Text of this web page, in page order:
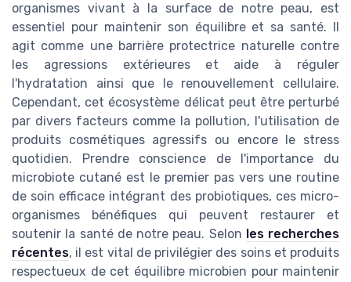
organismes vivant à la surface de notre peau, est
essentiel pour maintenir son équilibre et sa santé. Il
agit comme une barrière protectrice naturelle contre
les agressions extérieures et aide à réguler
l'hydratation ainsi que le renouvellement cellulaire.
Cependant, cet écosystème délicat peut être perturbé
par divers facteurs comme la pollution, l'utilisation de
produits cosmétiques agressifs ou encore le stress
quotidien. Prendre conscience de l'importance du
microbiote cutané est le premier pas vers une routine
de soin efficace intégrant des probiotiques, ces micro-
organismes bénéfiques qui peuvent restaurer et
soutenir la santé de notre peau. Selon les recherches
récentes, il est vital de privilégier des soins et produits
respectueux de cet équilibre microbien pour maintenir